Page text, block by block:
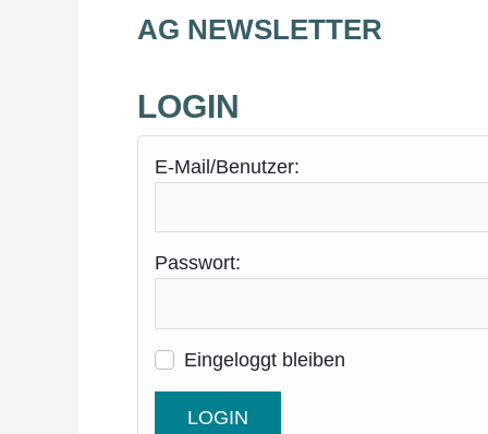
AG NEWS­LET­TER
LOG­IN
E‑Mail/Benutzer:
Pass­wort:
Ein­ge­loggt bleiben